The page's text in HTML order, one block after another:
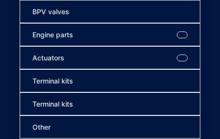
BPV valves
Engine parts
Actuators
Terminal kits
Terminal kits
Other